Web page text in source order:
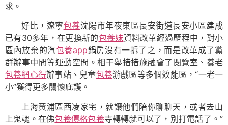
求。
好比，遼寧包養沈陽市年夜東區長安街道長安小區建成
已有30多年，在更換新的包養妹資料改革經過歷程中，對小
區內放棄的汽包養app鍋房沒有一拆了之，而是改革成了黨
群辦事中間等運動空間。相干舉措措施融會了閱覽室、養老
包養網心得辦事站、兒童包養游戲區等多個效能區，“一老一
小”獲得更多關懷庇護。
上海黃浦區西凌家宅，就讓他們陪你聊聊天，或者去山
上鬼魂。在佛包養價格包養寺轉轉就可以了，別打電話了。”